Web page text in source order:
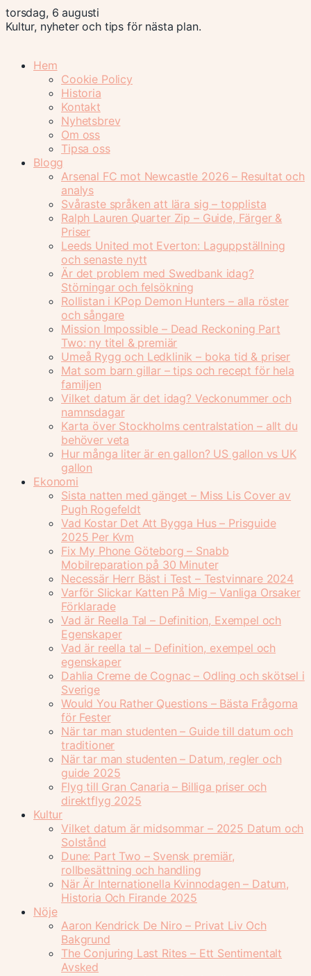
torsdag, 6 augusti
Kultur, nyheter och tips för nästa plan.
Hem
Cookie Policy
Historia
Kontakt
Nyhetsbrev
Om oss
Tipsa oss
Blogg
Arsenal FC mot Newcastle 2026 – Resultat och
analys
Svåraste språken att lära sig – topplista
Ralph Lauren Quarter Zip – Guide, Färger &
Priser
Leeds United mot Everton: Laguppställning
och senaste nytt
Är det problem med Swedbank idag?
Störningar och felsökning
Rollistan i KPop Demon Hunters – alla röster
och sångare
Mission Impossible – Dead Reckoning Part
Two: ny titel & premiär
Umeå Rygg och Ledklinik – boka tid & priser
Mat som barn gillar – tips och recept för hela
familjen
Vilket datum är det idag? Veckonummer och
namnsdagar
Karta över Stockholms centralstation – allt du
behöver veta
Hur många liter är en gallon? US gallon vs UK
gallon
Ekonomi
Sista natten med gänget – Miss Lis Cover av
Pugh Rogefeldt
Vad Kostar Det Att Bygga Hus – Prisguide
2025 Per Kvm
Fix My Phone Göteborg – Snabb
Mobilreparation på 30 Minuter
Necessär Herr Bäst i Test – Testvinnare 2024
Varför Slickar Katten På Mig – Vanliga Orsaker
Förklarade
Vad är Reella Tal – Definition, Exempel och
Egenskaper
Vad är reella tal – Definition, exempel och
egenskaper
Dahlia Creme de Cognac – Odling och skötsel i
Sverige
Would You Rather Questions – Bästa Frågorna
för Fester
När tar man studenten – Guide till datum och
traditioner
När tar man studenten – Datum, regler och
guide 2025
Flyg till Gran Canaria – Billiga priser och
direktflyg 2025
Kultur
Vilket datum är midsommar – 2025 Datum och
Solstånd
Dune: Part Two – Svensk premiär,
rollbesättning och handling
När Är Internationella Kvinnodagen – Datum,
Historia Och Firande 2025
Nöje
Aaron Kendrick De Niro – Privat Liv Och
Bakgrund
The Conjuring Last Rites – Ett Sentimentalt
Avsked